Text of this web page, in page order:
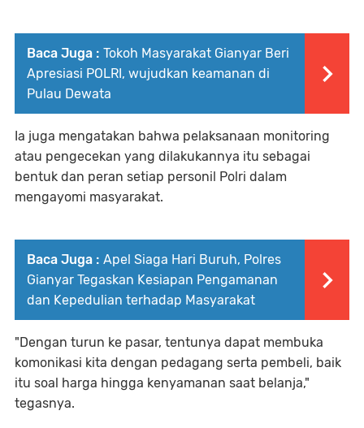
Baca Juga : Tokoh Masyarakat Gianyar Beri
Apresiasi POLRI, wujudkan keamanan di
Pulau Dewata
Ia juga mengatakan bahwa pelaksanaan monitoring
atau pengecekan yang dilakukannya itu sebagai
bentuk dan peran setiap personil Polri dalam
mengayomi masyarakat.
Baca Juga : Apel Siaga Hari Buruh, Polres
Gianyar Tegaskan Kesiapan Pengamanan
dan Kepedulian terhadap Masyarakat
"Dengan turun ke pasar, tentunya dapat membuka
komonikasi kita dengan pedagang serta pembeli, baik
itu soal harga hingga kenyamanan saat belanja,"
tegasnya.